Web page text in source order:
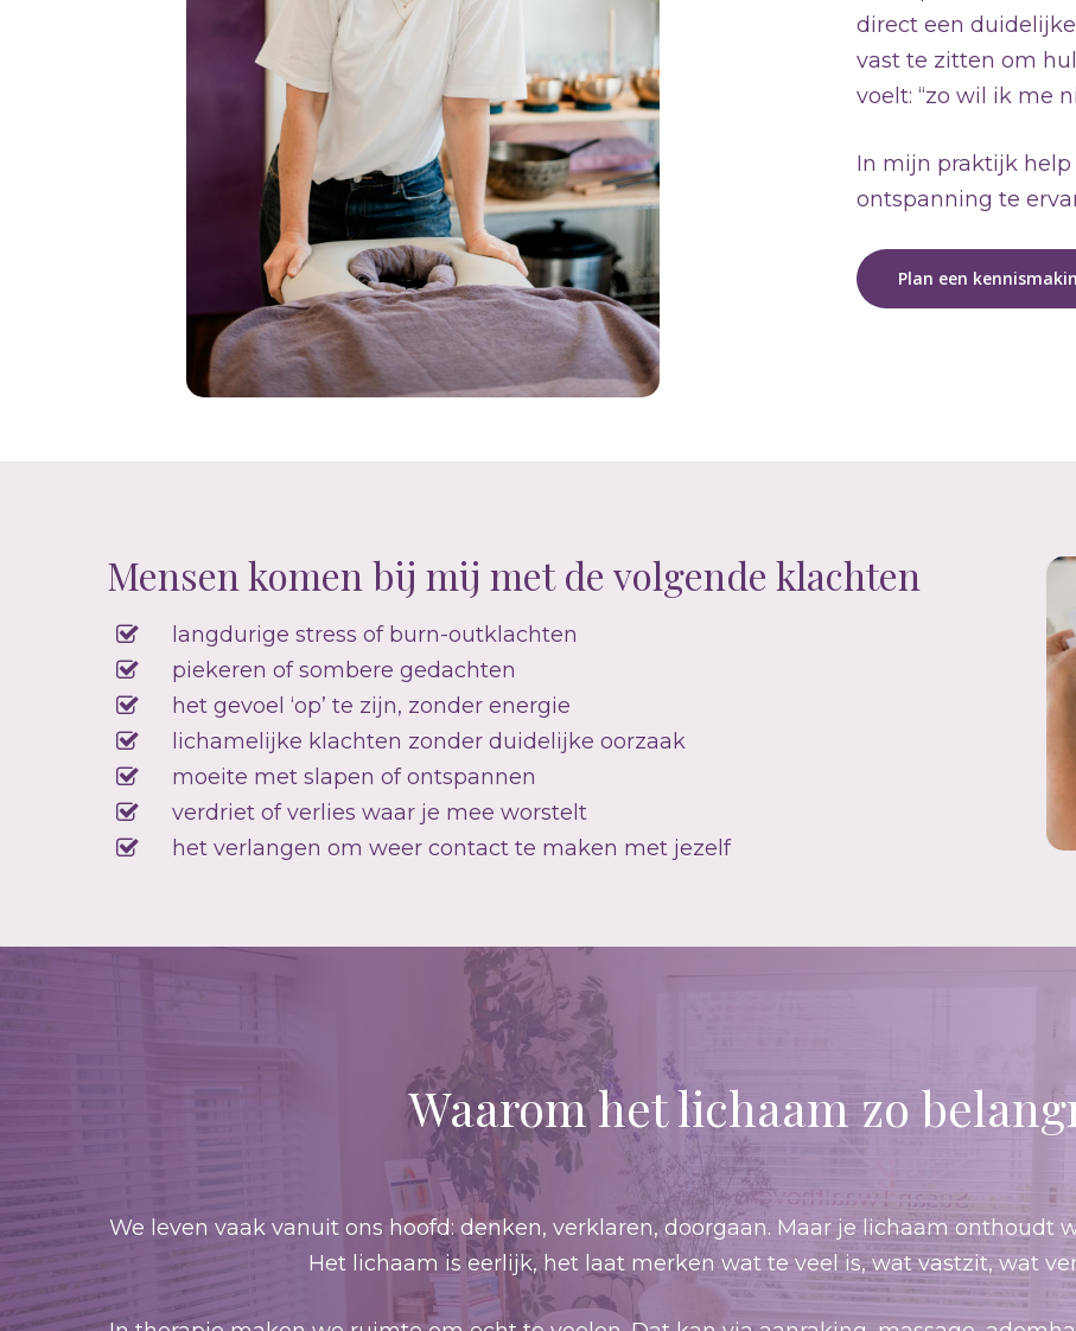
direct een duidelijke
vast te zitten om
voelt: “zo wil ik me
In mijn praktijk
ontspanning te
Plan een
Mensen komen bij mij met de volgende klachten
langdurige stress of burn-outklachten
piekeren of sombere gedachten
het gevoel ‘op’ te zijn, zonder energie
lichamelijke klachten zonder duidelijke oorzaak
moeite met slapen of ontspannen
verdriet of verlies waar je mee worstelt
het verlangen om weer contact te maken met jezelf
Waarom het lichaam zo
We leven vaak vanuit ons hoofd: denken, verklaren, doorgaan. Maar je lichaam onthoudt
Het lichaam is eerlijk, het laat merken wat te veel is, wat vastzit, wat